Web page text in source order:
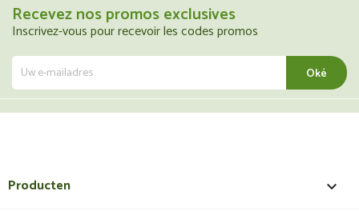
Recevez nos promos exclusives
Inscrivez-vous pour recevoir les codes promos
Producten 